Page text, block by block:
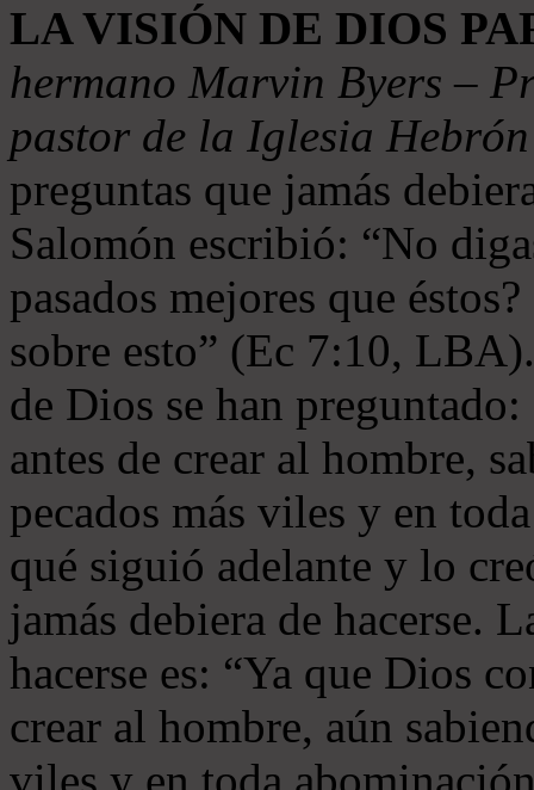
LA VISIÓN DE DIOS
hermano Marvin Byers –
pastor de la Iglesia
preguntas que jamás
Salomón escribió: “No
pasados mejores que
sobre esto” (Ec 7:10,
de Dios se han
antes de crear al hombre,
pecados más viles y en
qué siguió adelante y lo
jamás debiera de hacerse.
hacerse es: “Ya que Dios
crear al hombre, aún
viles y en toda